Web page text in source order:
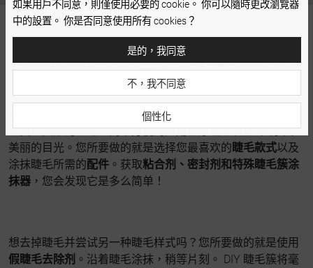
是时候用NANOLASH打造美丽睫毛
了！
适合在家 DIY 应用的睫毛簇提供了一种创新方法，可轻松实
现真正美妙的睫毛。简单方便的应用程序让您长达7天享受
美丽的目光。您所要做的就是选择您最喜欢的 睫毛款式以及
涂抹睫毛所需的配件 。获取粘合剂、密封剂和特殊睫毛簇涂
抹器 ，您会发现它是多么简单！
想去掉睫毛并尝试另一种睫毛样式吗？您所要做的就是使用
假睫毛去除剂 。沿着睫毛涂抹，稍等片刻。 DIY 睫毛簇将毫
如果用戶不同意，則僅使用必要的 cookie。 你可以隨時更改瀏覽器
中的設置。 你是否同意使用所有 cookies？
是的，我同意
不，我不同意
個性化